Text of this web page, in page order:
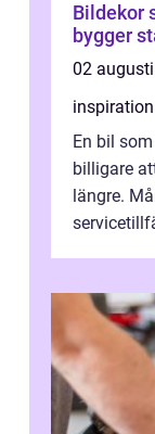
Bildekor sundsvall
bygger
02
inspiration
En bil
billigare
längre.